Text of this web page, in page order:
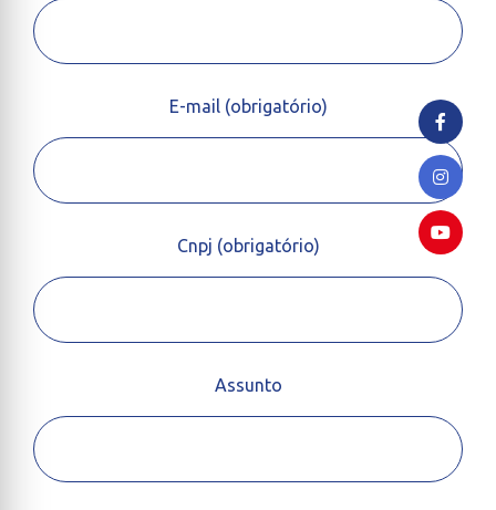
E-mail (obrigatório)
Cnpj (obrigatório)
Assunto